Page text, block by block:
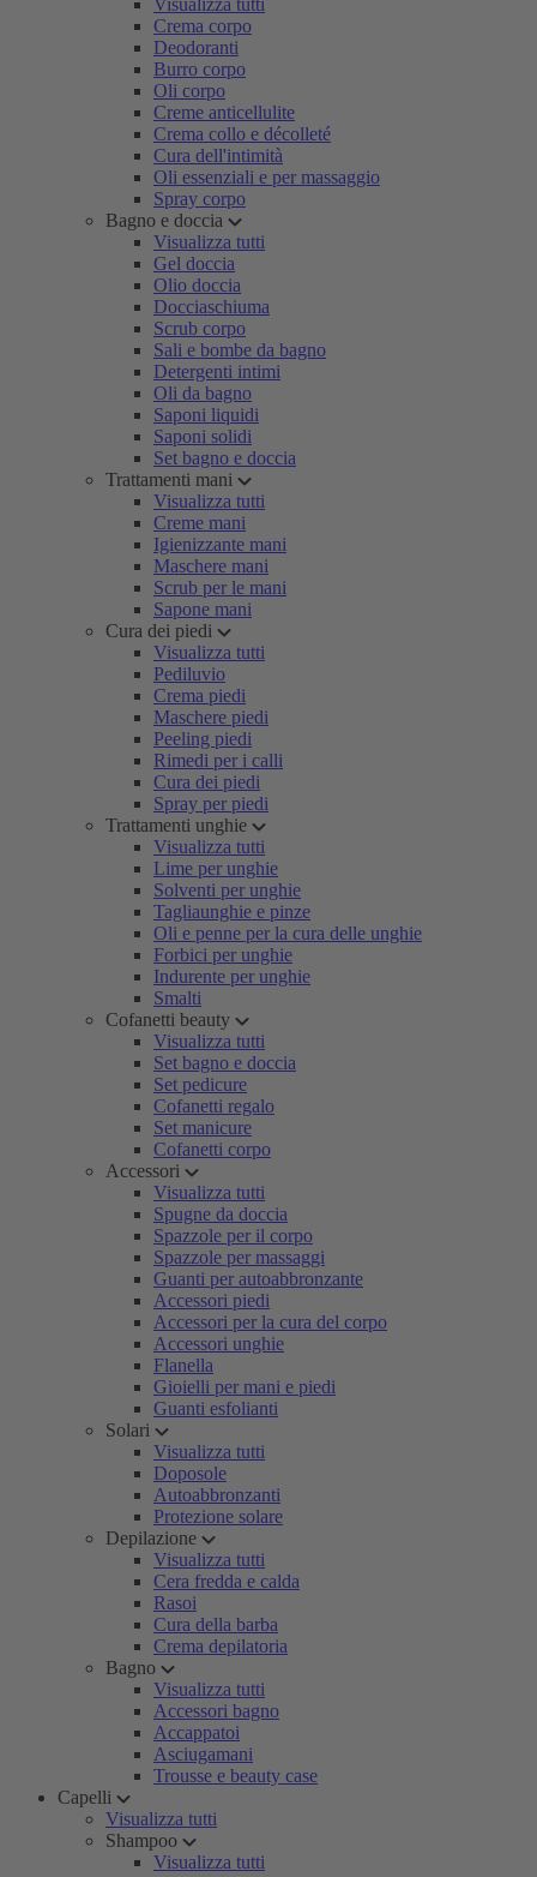
Visualizza tutti
Crema corpo
Deodoranti
Burro corpo
Oli corpo
Creme anticellulite
Crema collo e décolleté
Cura dell'intimità
Oli essenziali e per massaggio
Spray corpo
Bagno e doccia
Visualizza tutti
Gel doccia
Olio doccia
Docciaschiuma
Scrub corpo
Sali e bombe da bagno
Detergenti intimi
Oli da bagno
Saponi liquidi
Saponi solidi
Set bagno e doccia
Trattamenti mani
Visualizza tutti
Creme mani
Igienizzante mani
Maschere mani
Scrub per le mani
Sapone mani
Cura dei piedi
Visualizza tutti
Pediluvio
Crema piedi
Maschere piedi
Peeling piedi
Rimedi per i calli
Cura dei piedi
Spray per piedi
Trattamenti unghie
Visualizza tutti
Lime per unghie
Solventi per unghie
Tagliaunghie e pinze
Oli e penne per la cura delle unghie
Forbici per unghie
Indurente per unghie
Smalti
Cofanetti beauty
Visualizza tutti
Set bagno e doccia
Set pedicure
Cofanetti regalo
Set manicure
Cofanetti corpo
Accessori
Visualizza tutti
Spugne da doccia
Spazzole per il corpo
Spazzole per massaggi
Guanti per autoabbronzante
Accessori piedi
Accessori per la cura del corpo
Accessori unghie
Flanella
Gioielli per mani e piedi
Guanti esfolianti
Solari
Visualizza tutti
Doposole
Autoabbronzanti
Protezione solare
Depilazione
Visualizza tutti
Cera fredda e calda
Rasoi
Cura della barba
Crema depilatoria
Bagno
Visualizza tutti
Accessori bagno
Accappatoi
Asciugamani
Trousse e beauty case
Capelli
Visualizza tutti
Shampoo
Visualizza tutti